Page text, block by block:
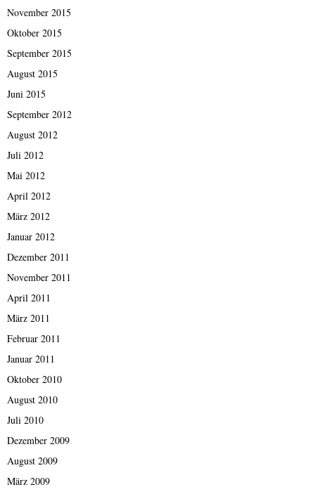
November 2015
Oktober 2015
September 2015
August 2015
Juni 2015
September 2012
August 2012
Juli 2012
Mai 2012
April 2012
März 2012
Januar 2012
Dezember 2011
November 2011
April 2011
März 2011
Februar 2011
Januar 2011
Oktober 2010
August 2010
Juli 2010
Dezember 2009
August 2009
März 2009